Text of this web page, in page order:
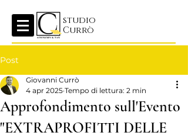
studio
Currò
Post
Approfondimento sull'Evento
"EXTRAPROFITTI DELLE
Giovanni Currò
4 apr 2025 Tempo di lettura: 2 min